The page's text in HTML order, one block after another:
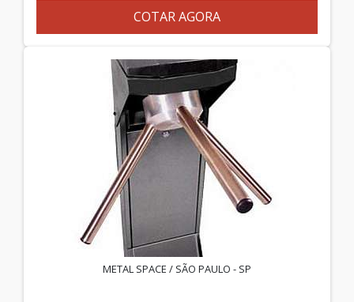
COTAR AGORA
METAL SPACE / SÃO PAULO - SP